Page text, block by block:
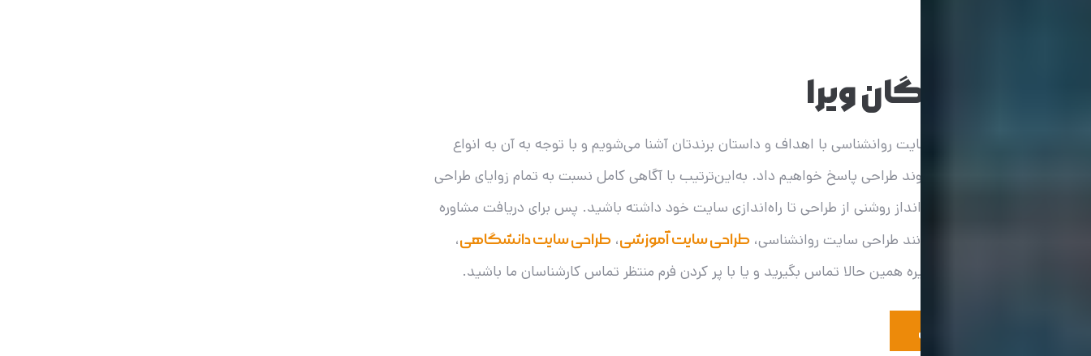
مشـاوره رایگان ویرا
در مشاوره رایگان طراحی سایت روانشناسی با اهداف و داستان برندتان آشنا می‌شویم و با توجه به آن به انواع
سؤالات شما در ارتباط با روند طراحی پاسخ خواهیم داد. به‌این‌ترتیب با آگاهی کامل نسبت به تمام زوایای طراحی
سایت ویرا می‌توانید چشم‌انداز روشنی از طراحی تا راه‌اندازی سایت خود داشته باشید. پس برای دریافت مشاوره
رایگان در هر کسب‌وکاری مانند طراحی سایت روانشناسی، طراحی سایت آموزشی، طراحی سایت دانشگاهی،
سایت پزشکی، حقوقی و غیره همین حالا تماس بگیرید و یا با پر کردن فرم منتظر تماس کارشناسان ما باشید.
دریافت مشاوره رایگان